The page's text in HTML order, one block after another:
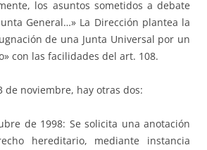
los asuntos sometidos a debate
General…» La Dirección plantea la
de una Junta Universal por un
con las facilidades del art. 108.
noviembre, hay otras dos:
de 1998: Se solicita una anotación
hereditario, mediante instancia